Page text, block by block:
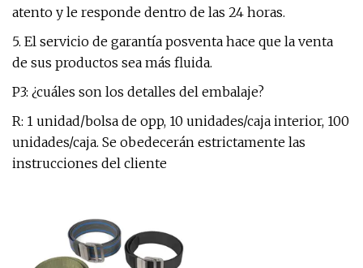
atento y le responde dentro de las 24 horas.
5. El servicio de garantía posventa hace que la venta
de sus productos sea más fluida.
P3: ¿cuáles son los detalles del embalaje?
R: 1 unidad/bolsa de opp, 10 unidades/caja interior, 100
unidades/caja. Se obedecerán estrictamente las
instrucciones del cliente